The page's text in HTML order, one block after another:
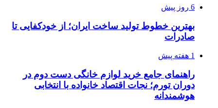
6 روز پیش
بهترین خطوط تولید ساخت ایران؛ از خودکفایی تا
صادرات
1 هفته پیش
راهنمای جامع خرید لوازم خانگی دست دوم در
دوران تورم؛ نجات اقتصاد خانواده با انتخابی
هوشمندانه